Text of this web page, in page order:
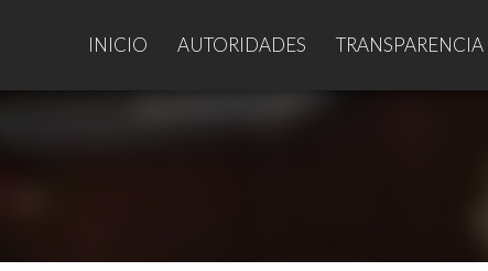
INICIO AUTORIDADES TRANSPARENCIA